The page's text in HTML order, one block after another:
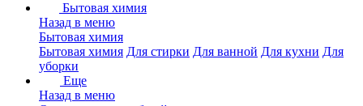
Бытовая химия
Назад в меню
Бытовая химия
Бытовая химия Для стирки Для ванной Для кухни Для
уборки
Еще
Назад в меню